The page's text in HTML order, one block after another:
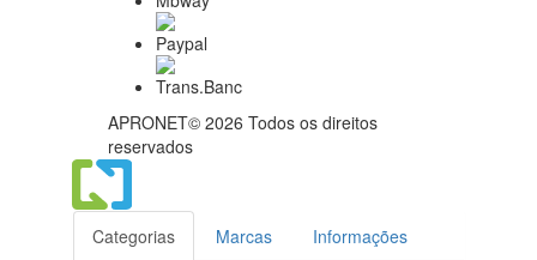
APRONET© 2026 Todos os direitos
reservados
Categorias Marcas
Informações